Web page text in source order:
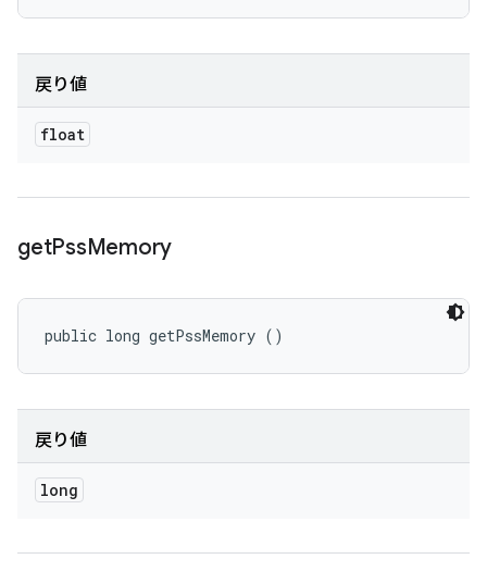
戻り値
float
getPssMemory
public long getPssMemory ()
戻り値
long